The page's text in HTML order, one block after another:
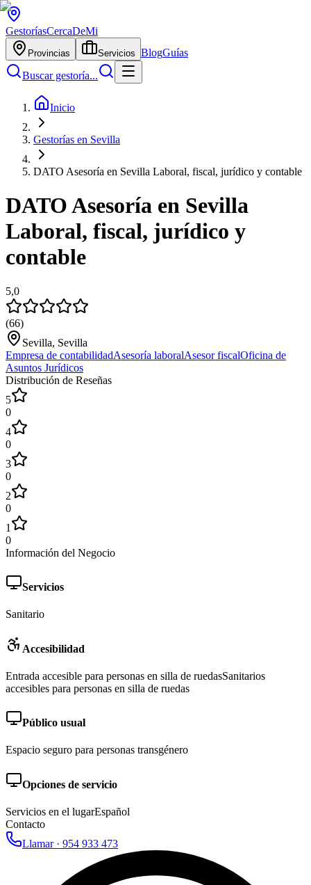
GestoríasCercaDeMi
Provincias Servicios BlogGuías
Buscar gestoría...
Inicio
Gestorías en Sevilla
DATO Asesoría en Sevilla Laboral, fiscal, jurídico y contable
DATO Asesoría en Sevilla
Laboral, fiscal, jurídico y
contable
5,0
(66)
Sevilla, Sevilla
Empresa de contabilidadAsesoría laboralAsesor fiscalOficina de
Asuntos Jurídicos
Distribución de Reseñas
5
0
4
0
3
0
2
0
1
0
Información del Negocio
Servicios
Sanitario
Accesibilidad
Entrada accesible para personas en silla de ruedasSanitarios
accesibles para personas en silla de ruedas
Público usual
Espacio seguro para personas transgénero
Opciones de servicio
Servicios en el lugarEspañol
Contacto
Llamar · 954 933 473